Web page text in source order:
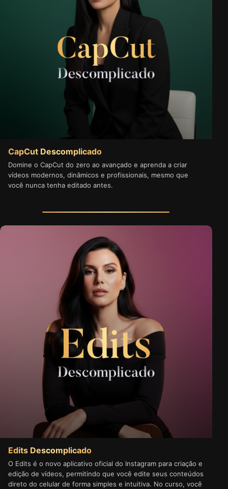
CapCut Descomplicado
Domine o CapCut do zero ao avançado e aprenda a criar
vídeos modernos, dinâmicos e profissionais, mesmo que
você nunca tenha editado antes.
Edits Descomplicado
O Edits é o novo aplicativo oficial do Instagram para criação e
edição de vídeos, permitindo que você edite seus conteúdos
direto do celular de forma simples e intuitiva. No curso, você